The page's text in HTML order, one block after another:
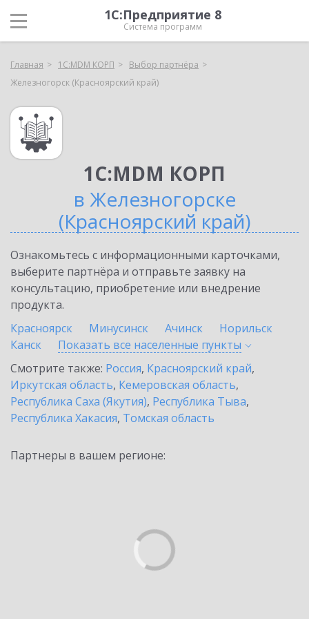
1С:Предприятие 8
Система программ
Главная 1С:MDM КОРП
Выбор партнёра
Железногорск (Красноярский край)
1С:MDM КОРП
в Железногорске
(Красноярский край)
Ознакомьтесь с информационными карточками,
выберите партнёра и отправьте заявку на
консультацию, приобретение или внедрение
продукта.
Красноярск
Минусинск Ачинск
Норильск
Канск
Показать все населенные пункты
Смотрите также: Россия, Красноярский край,
Иркутская область, Кемеровская область,
Республика Саха (Якутия), Республика Тыва,
Республика Хакасия, Томская область
Партнеры в вашем регионе: